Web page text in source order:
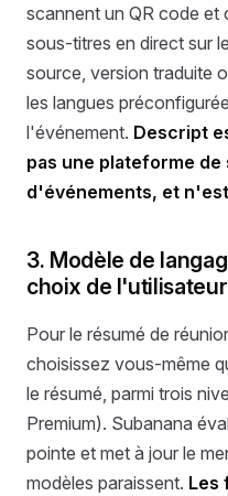
scannent un QR code
sous-titres en direct sur
source, version traduite
les langues
l'événement. Descript
pas une plateforme
d'événements, et
3. Modèle de
choix de l'utilisateur
Pour le résumé de
choisissez vous-même
le résumé, parmi trois
Premium). Subanana
pointe et met à jour le
modèles paraissent. Les